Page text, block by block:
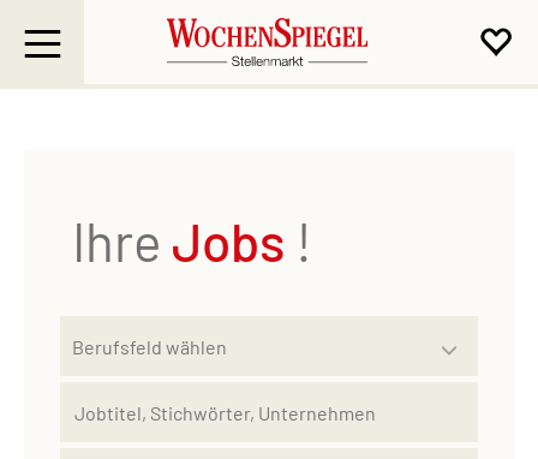
Ihre Jobs !